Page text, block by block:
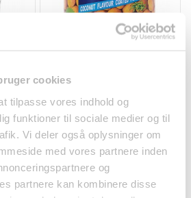
cookies
tilpasse vores indhold og
funktioner til sociale medier og til
Vi deler også oplysninger om
med vores partnere inden
og
partnere kan kombinere disse
185g Khao Shong
kr34.00